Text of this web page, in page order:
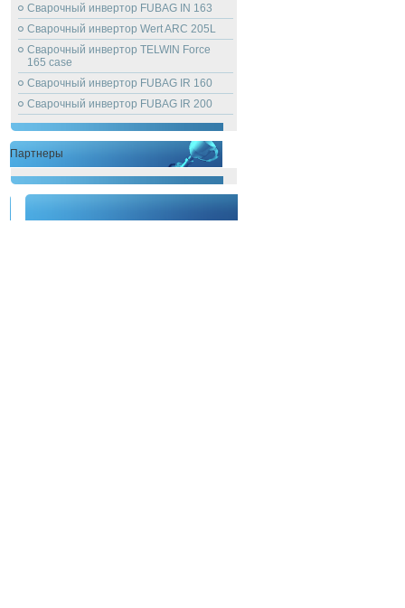
Сварочный инвертор FUBAG IN 163
Сварочный инвертор Wert ARC 205L
Сварочный инвертор TELWIN Force
165 case
Сварочный инвертор FUBAG IR 160
Сварочный инвертор FUBAG IR 200
Партнеры